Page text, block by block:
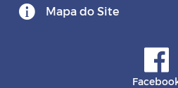
Mapa do Site